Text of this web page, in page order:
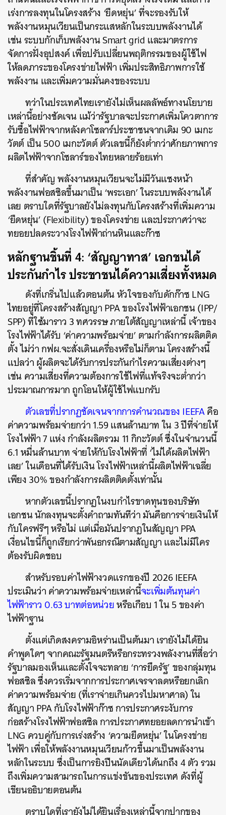
เร่งการลงทุนในโครงสร้าง ‘ยืดหยุ่น’ ที่จะรองรับให้
พลังงานหมุนเวียนเป็นกระแสหลักในระบบพลังงานได้
เช่น ระบบกักเก็บพลังงาน Smart grid และมาตรการ
จัดการฝั่งอุปสงค์ เพื่อปรับเปลี่ยนพฤติกรรมของผู้ใช้ไฟ
ให้ลดภาระของโครงข่ายไฟฟ้า เพิ่มประสิทธิภาพการใช้
พลังงาน และเพิ่มความมั่นคงของระบบ
ทว่าในประเทศไทยเรายังไม่เห็นผลลัพธ์ทางนโยบาย
เหล่านี้อย่างชัดเจน แม้ว่ารัฐบาลจะประกาศเพิ่มโควตาการ
รับซื้อไฟฟ้าจากหลังคาโซลาร์ประชาชนจากเดิม 90 เมกะ
วัตต์ เป็น 500 เมกะวัตต์ ตัวเลขนี้ก็ยังต่ำกว่าศักยภาพการ
ผลิตไฟฟ้าจากโซลาร์ของไทยหลายร้อยเท่า
ที่สำคัญ พลังงานหมุนเวียนจะไม่มีวันแซงหน้า
พลังงานฟอสซิลขึ้นมาเป็น ‘พระเอก’ ในระบบพลังงานได้
เลย ตราบใดที่รัฐบาลยังไม่ลงทุนกับโครงสร้างที่เพิ่มความ
‘ยืดหยุ่น’ (Flexibility) ของโครงข่าย และประกาศว่าจะ
ทยอยปลดระวางโรงไฟฟ้าถ่านหินและก๊าซ
หลักฐานชิ้นที่ 4: ‘สัญญาทาส’ เอกชนได้
ประกันกำไร ประชาชนได้ความเสี่ยงทั้งหมด
ดังที่เกริ่นไปแล้วตอนต้น หัวใจของกับดักก๊าซ LNG
ไทยอยู่ที่โครงสร้างสัญญา PPA ของโรงไฟฟ้าเอกชน (IPP/
SPP) ที่ใช้มาราว 3 ทศวรรษ ภายใต้สัญญาเหล่านี้ เจ้าของ
โรงไฟฟ้าได้รับ ‘ค่าความพร้อมจ่าย’ ตามกำลังการผลิตติด
ตั้ง ไม่ว่า กฟผ.จะสั่งเดินเครื่องหรือไม่ก็ตาม โครงสร้างนี้
แปลว่า ผู้ผลิตจะได้รับการประกันกำไรความเสี่ยงต่างๆ
เช่น ความเสี่ยงที่ความต้องการใช้ไฟที่แท้จริงจะต่ำกว่า
ประมาณการมาก ถูกโอนให้ผู้ใช้ไฟแบกรับ
ตัวเลขที่ปรากฏชัดเจนจากการคำนวณของ IEEFAคือ
ค่าความพร้อมจ่ายกว่า 1.59 แสนล้านบาท ใน 3 ปีที่จ่ายให้
โรงไฟฟ้า 7 แห่ง กำลังผลิตรวม 11 กิกะวัตต์ ซึ่งในจำนวนนี้
6.1 หมื่นล้านบาท จ่ายให้กับโรงไฟฟ้าที่ ‘ไม่ได้ผลิตไฟฟ้า
เลย’ ในเดือนที่ได้รับเงิน โรงไฟฟ้าเหล่านี้ผลิตไฟฟ้าเฉลี่ย
เพียง 30% ของกำลังการผลิตติดตั้งเท่านั้น
หากตัวเลขนี้ปรากฏในงบกำไรขาดทุนของบริษัท
เอกชน นักลงทุนจะตั้งคำถามทันทีว่า มันคือการจ่ายเงินให้
กับใครฟรีๆ หรือไม่ แต่เมื่อมันปรากฏในสัญญา PPA
เงื่อนไขนี้ก็ถูกเรียกว่าพันธกรณีตามสัญญา และไม่มีใคร
ต้องรับผิดชอบ
สำหรับรอบค่าไฟฟ้างวดแรกของปี 2026 IEEFA
ประเมินว่า ค่าความพร้อมจ่ายเหล่านี้จะเพิ่มต้นทุนค่า
ไฟฟ้าราว 0.63 บาทต่อหน่วยหรือเกือบ 1 ใน 5 ของค่า
ไฟฟ้าฐาน
ตั้งแต่เกิดสงครามอิหร่านเป็นต้นมา เรายังไม่ได้ยิน
คำพูดใดๆ จากคณะรัฐมนตรีหรือกระทรวงพลังงานที่สื่อว่า
รัฐบาลมองเห็นและตั้งใจจะทลาย ‘การยึดรัฐ’ ของกลุ่มทุน
ฟอสซิล ซึ่งควรเริ่มจากการประกาศเจรจาลดหรือยกเลิก
ค่าความพร้อมจ่าย (ที่เราจ่ายเกินควรไปมหาศาล) ใน
สัญญา PPA กับโรงไฟฟ้าก๊าซ การประกาศระงับการ
ก่อสร้างโรงไฟฟ้าฟอสซิล การประกาศทยอยลดการนำเข้า
LNG ควบคู่กับการเร่งสร้าง ‘ความยืดหยุ่น’ ในโครงข่าย
ไฟฟ้า เพื่อให้พลังงานหมุนเวียนก้าวขึ้นมาเป็นพลังงาน
หลักในระบบ ซึ่งเป็นการยิงปืนนัดเดียวได้นกถึง 4 ตัว รวม
ถึงเพิ่มความสามารถในการแข่งขันของประเทศ ดังที่ผู้
เขียนอธิบายตอนต้น